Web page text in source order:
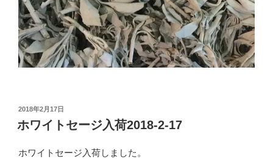
投
稿
日:
2018年2月17日
ホワイトセージ入荷2018-2-17
ホワイトセージ入荷しました。